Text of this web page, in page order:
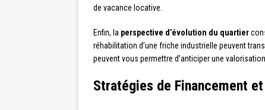
de vacance locative.
Enfin, la perspective d’évolution du quartier
réhabilitation d’une friche industrielle peuvent
peuvent vous permettre d’anticiper une
Stratégies de Financement